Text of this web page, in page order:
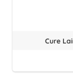
Cure